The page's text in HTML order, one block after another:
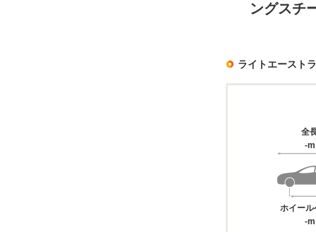
ングスチ
ライトエースト
全
-m
ホイール
-m